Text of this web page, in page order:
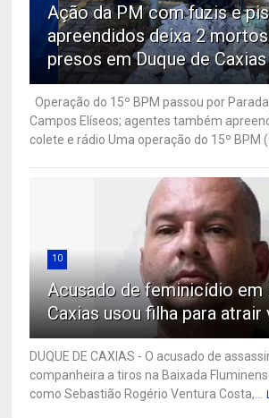
Ação da PM com fuzis e
apreendidos deixa 2
presos em Duque de Caxias
Operação do 15º BPM passou por
Campos Elíseos; agentes também
colete e rádio Uma operação do 15º BPM (...
10
Acusado de feminicídio em
Caxias usou filha para
DUQUE DE CAXIAS - O acusado de
companheira a tiros na Baixada
como Sebastião Rogério Ventura Costa,...